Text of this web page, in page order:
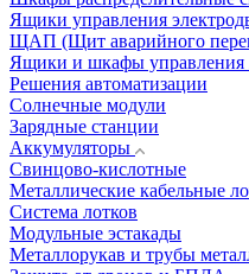
Ящики управления
ЩАП (Щит аварийного
Ящики и шкафы
Решения автоматизации
Солнечные модули
Зарядные станции
Аккумуляторы
Свинцово-кислотные
Металлические кабельные
Система лотков
Модульные эстакады
Металлорукав и трубы